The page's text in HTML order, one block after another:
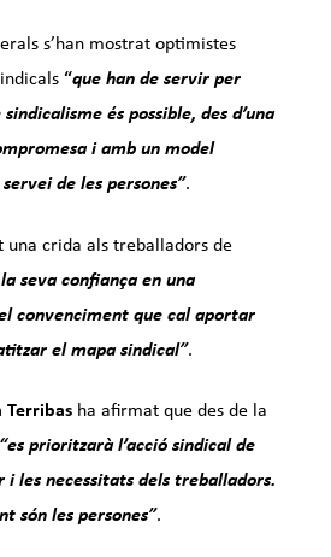
s’han mostrat optimistes
“que han de servir per
és possible, des d’una
i amb un model
de les persones”.
una crida als treballadors de
seva confiança en una
convenciment que cal aportar
el mapa sindical”.
Terribas ha afirmat que des de la
“es prioritzarà l’acció sindical de
les necessitats dels treballadors.
són les persones”.